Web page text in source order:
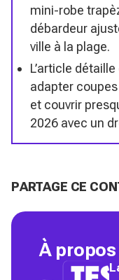
mini-robe
débardeur
ville à la plage.
L’article
adapter
et couvrir
2026 avec un
PARTAGE CE
À